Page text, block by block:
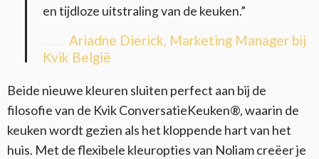
en tijdloze uitstraling van de keuken.”
Ariadne Dierick, Marketing Manager bij
Kvik België
Beide nieuwe kleuren sluiten perfect aan bij de
filosofie van de Kvik ConversatieKeuken®, waarin de
keuken wordt gezien als het kloppende hart van het
huis. Met de flexibele kleuropties van Noliam creëer je